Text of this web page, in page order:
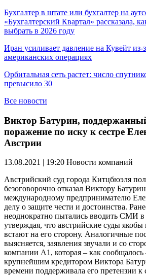
Бухгалтер в штате или бухгалтер на
«Бухгалтерский Квартал» рассказала,
выбрать в 2026 году
Иран усиливает давление на Кувейт из-
американских операциях
Орбитальная сеть растет: число
превысило 30
Все новости
Виктор Батурин,
поражение по иску к сестре
Австрии
13.08.2021 | 19:20 Новости компаний
Австрийский суд города Китцбюэля
безоговорочно отказал Виктору
международному предпринимателю
делу о защите чести и достоинства.
неоднократно пытались вводить СМИ в
утверждая, что австрийские суды якобы
встают на его сторону. Аналогичные
выясняется, заявления звучали и со
компании А1, которая – как сообщалось
крупнейшим кредитором Виктора
времени поддерживала его претензии к